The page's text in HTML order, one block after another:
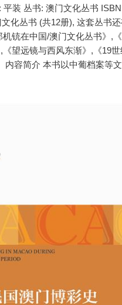
平装 丛书: 澳门文化丛书
文化丛书 (共12册), 这套丛书
铳在中国/澳门文化丛书》,
望远镜与西风东渐》,《19
内容简介 本书以中葡档案等